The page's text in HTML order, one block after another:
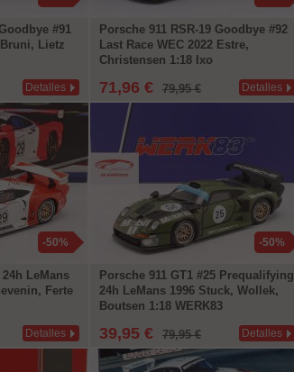
#91
Bruni, Lietz
Detalles
Porsche 911 RSR-19 Goodbye #92
Last Race WEC 2022 Estre,
Christensen 1:18 Ixo
71,96 € 79,95 € Detalles
-50%
24h LeMans
Ferte
Detalles
-50%
Porsche 911 GT1 #25 Prequalifying
24h LeMans 1996 Stuck, Wollek,
Boutsen 1:18 WERK83
39,95 € 79,95 € Detalles